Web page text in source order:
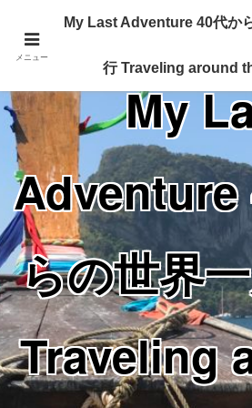
Traveling around the
My
Adventure
らの世界
Traveling
メニュー
My Last Adventure 40代か
行 Traveling around